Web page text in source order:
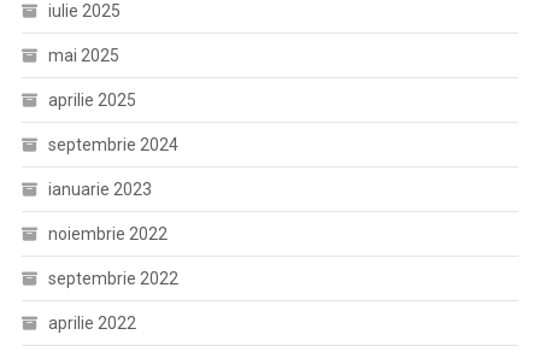
iulie 2025
mai 2025
aprilie 2025
septembrie 2024
ianuarie 2023
noiembrie 2022
septembrie 2022
aprilie 2022